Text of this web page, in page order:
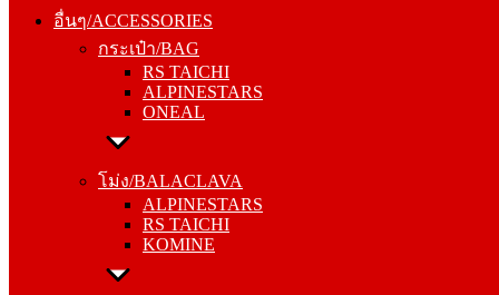
อื่นๆ/ACCESSORIES
กระเป๋า/BAG
RS TAICHI
ALPINESTARS
ONEAL
โม่ง/BALACLAVA
ALPINESTARS
RS TAICHI
KOMINE
RS TAICHI
ALPINESTARS
ONEAL
โม่ง/BALACLAVA
RS TAICHI
KOMINE
ชุดซับใน/INNER SUIT